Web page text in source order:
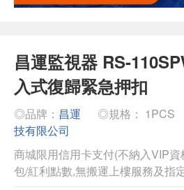
昌運監視器 RS-
入式復歸緊急押扣
◎品牌： 昌運 ◎規格： 1PCS
技有限公司
商城限用信用卡支付(不納入VIP
包/紅利點數,無搬運上樓服務及指